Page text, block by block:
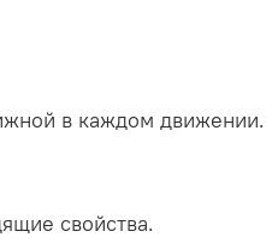
в каждом движении.
свойства.